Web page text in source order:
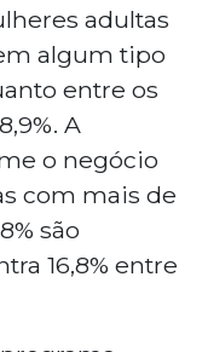
adultas
algum tipo
entre os
A
o negócio
com mais de
são
16,8% entre